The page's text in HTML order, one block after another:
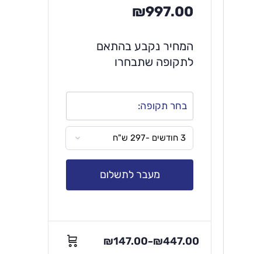
₪997.00
המחיר נקבע בהתאם
לתקופה שתבחרו
בחר תקופה:
מעבר לתשלום
₪147.00–₪447.00